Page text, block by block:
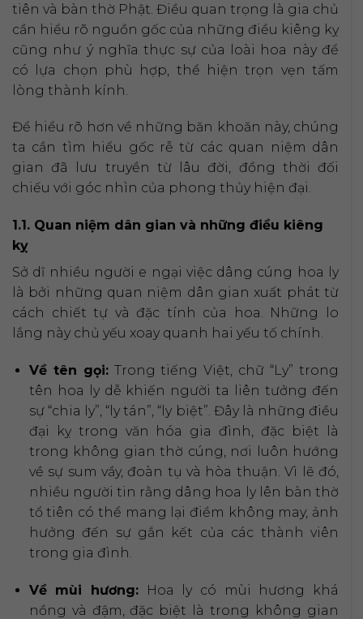
tiên và bàn thờ Phật. Điều quan trọng là gia chủ
cần hiểu rõ nguồn gốc của những điều kiêng kỵ
cũng như ý nghĩa thực sự của loài hoa này để
có lựa chọn phù hợp, thể hiện trọn vẹn tấm
lòng thành kính.
Để hiểu rõ hơn về những băn khoăn này, chúng
ta cần tìm hiểu gốc rễ từ các quan niệm dân
gian đã lưu truyền từ lâu đời, đồng thời đối
chiếu với góc nhìn của phong thủy hiện đại.
1.1. Quan niệm dân gian và những điều kiêng
kỵ
Sở dĩ nhiều người e ngại việc dâng cúng hoa ly
là bởi những quan niệm dân gian xuất phát từ
cách chiết tự và đặc tính của hoa. Những lo
lắng này chủ yếu xoay quanh hai yếu tố chính.
Về tên gọi:Trong tiếng Việt, chữ “Ly” trong
tên hoa ly dễ khiến người ta liên tưởng đến
sự “chia ly”, “ly tán”, “ly biệt”. Đây là những điều
đại kỵ trong văn hóa gia đình, đặc biệt là
trong không gian thờ cúng, nơi luôn hướng
về sự sum vầy, đoàn tụ và hòa thuận. Vì lẽ đó,
nhiều người tin rằng dâng hoa ly lên bàn thờ
tổ tiên có thể mang lại điềm không may, ảnh
hưởng đến sự gắn kết của các thành viên
trong gia đình.
Về mùi hương: Hoa ly có mùi hương khá
nồng và đậm, đặc biệt là trong không gian